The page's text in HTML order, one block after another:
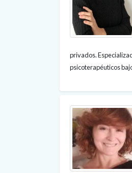
privados.
psicoterapéuticos